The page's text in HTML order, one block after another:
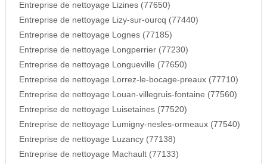
Entreprise de nettoyage Lizines (77650)
Entreprise de nettoyage Lizy-sur-ourcq (77440)
Entreprise de nettoyage Lognes (77185)
Entreprise de nettoyage Longperrier (77230)
Entreprise de nettoyage Longueville (77650)
Entreprise de nettoyage Lorrez-le-bocage-preaux (77710)
Entreprise de nettoyage Louan-villegruis-fontaine (77560)
Entreprise de nettoyage Luisetaines (77520)
Entreprise de nettoyage Lumigny-nesles-ormeaux (77540)
Entreprise de nettoyage Luzancy (77138)
Entreprise de nettoyage Machault (77133)